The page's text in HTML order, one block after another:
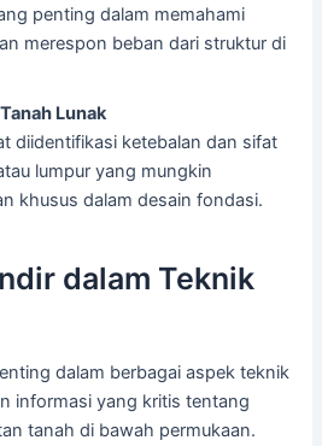
penting dalam memahami
merespon beban dari struktur di
Lunak
diidentifikasi ketebalan dan sifat
lumpur yang mungkin
khusus dalam desain fondasi.
dalam Teknik
dalam berbagai aspek teknik
informasi yang kritis tentang
tanah di bawah permukaan.